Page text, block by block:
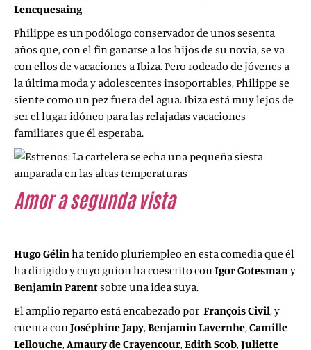
Lencquesaing
Philippe es un podólogo conservador de unos sesenta
años que, con el fin ganarse a los hijos de su novia, se va
con ellos de vacaciones a Ibiza. Pero rodeado de jóvenes a
la última moda y adolescentes insoportables, Philippe se
siente como un pez fuera del agua. Ibiza está muy lejos de
ser el lugar idóneo para las relajadas vacaciones
familiares que él esperaba.
Amor a segunda vista(
Hugo Gélinha tenido pluriempleo en esta comedia que él
ha dirigido y cuyo guion ha coescrito conIgor Gotesmany
Benjamin Parentsobre una idea suya.
El amplio reparto está encabezado por François Civil,y
cuenta conJoséphine Japy,Benjamin Lavernhe,Camille
Lellouche,Amaury de Crayencour,Edith Scob,Juliette